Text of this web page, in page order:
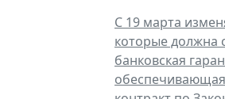
С 19 марта
которые должна
банковская
обеспечивающая